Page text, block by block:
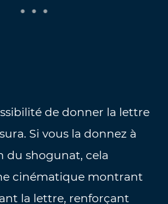
de donner la lettre
Si vous la donnez à
du shogunat, cela
cinématique montrant
la lettre, renforçant